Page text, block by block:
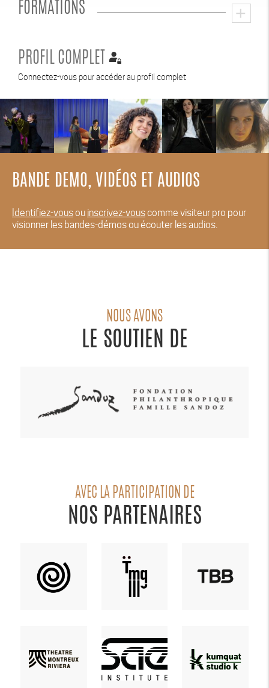
FORMATIONS add
PROFIL COMPLET
Connectez-vous pour accéder au profil complet
BANDE DEMO, VIDÉOS ET AUDIOS
Identifiez-vousou inscrivez-vouscomme visiteur pro pour
visionner les bandes-démos ou écouter les audios.
NOUS AVONS
LE SOUTIEN DE
AVEC LA PARTICIPATION DE
NOS PARTENAIRES